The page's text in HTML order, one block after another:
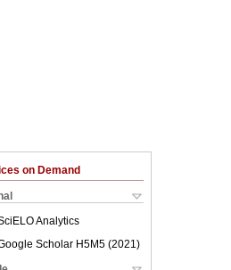
on Demand
Analytics
Scholar H5M5 (2021 )